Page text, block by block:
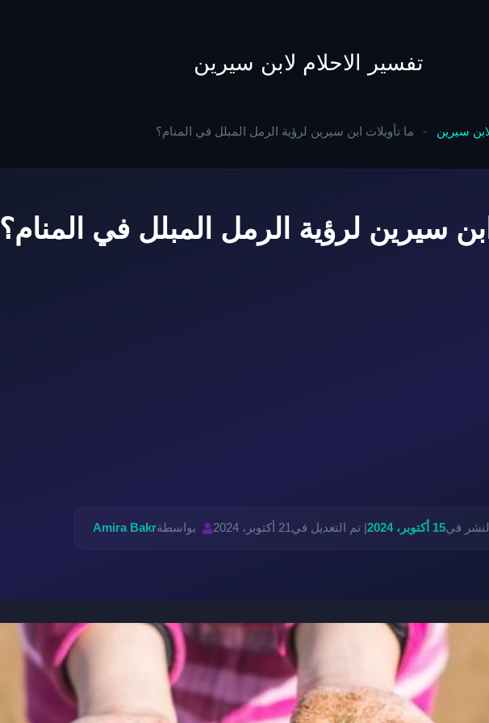
تفسير الاحلام لابن سيرين
سيرين - ما تأويلات ابن سيرين لرؤية الرمل المبلل في المنام؟
سيرين لرؤية الرمل المبلل في المنام؟
في15 أكتوبر، 2024 | تم التعديل في 21 أكتوبر، 2024 بواسطةAmira Bakr